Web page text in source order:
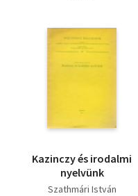
Kazinczy és irodalmi
nyelvünk
Szathmári István